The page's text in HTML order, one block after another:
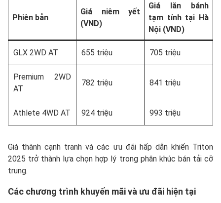
Phiên bản
Giá niêm yết
(VND)
Giá lăn bánh
tạm tính tại Hà
Nội (VND)
GLX 2WD AT 655 triệu 705 triệu
Premium 2WD
AT
782 triệu 841 triệu
Athlete 4WD AT 924 triệu 993 triệu
Giá thành cạnh tranh và các ưu đãi hấp dẫn khiến Triton
2025 trở thành lựa chọn hợp lý trong phân khúc bán tải cỡ
trung.
Các chương trình khuyến mãi và ưu đãi hiện tại